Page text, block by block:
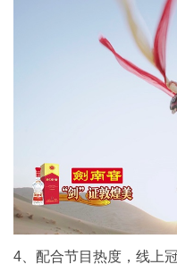
4、配合节目热度，线上